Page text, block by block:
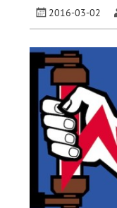
2016-03-02